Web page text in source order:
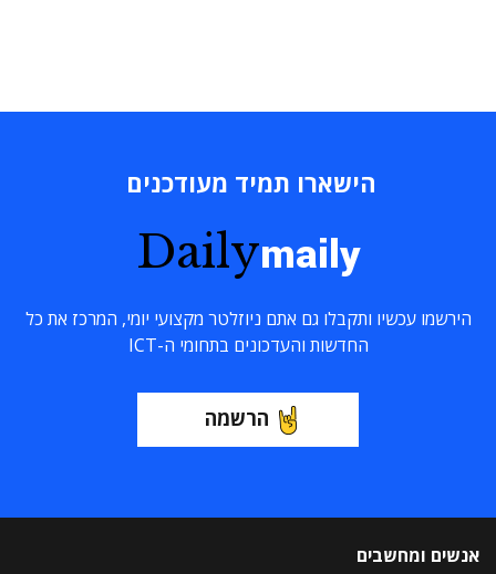
הישארו תמיד מעודכנים
Dailymaily
הירשמו עכשיו ותקבלו גם אתם ניוזלטר מקצועי יומי, המרכז את כל
החדשות והעדכונים בתחומי ה-ICT
הרשמה
אנשים ומחשבים